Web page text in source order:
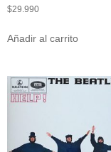
$29.990
Añadir al carrito